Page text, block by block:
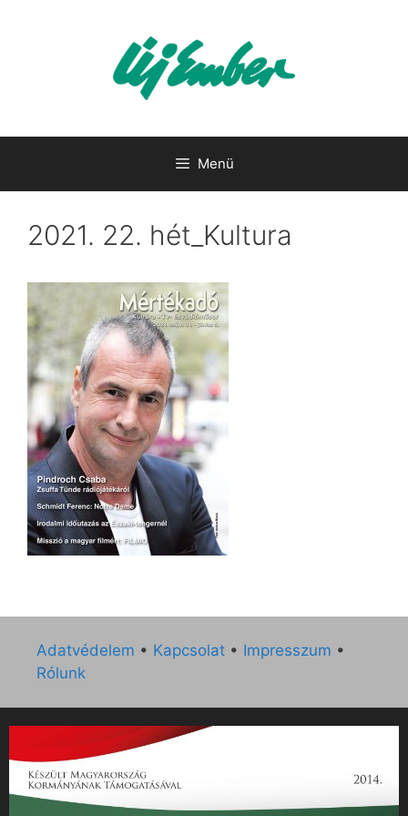
Menü
2021. 22. hét_Kultura
Adatvédelem • Kapcsolat • Impresszum •
Rólunk